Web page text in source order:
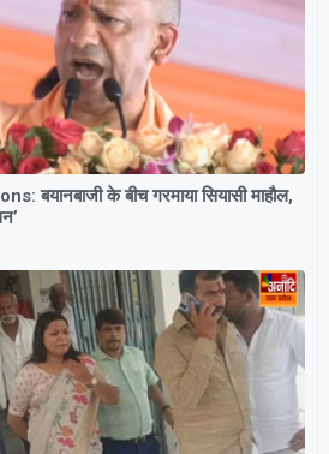
के बीच गरमाया सियासी माहौल,